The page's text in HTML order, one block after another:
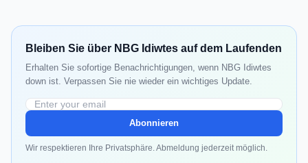
Bleiben Sie über NBG Idiwtes auf dem Laufenden
Erhalten Sie sofortige Benachrichtigungen, wenn NBG Idiwtes
down ist. Verpassen Sie nie wieder ein wichtiges Update.
Abonnieren
Wir respektieren Ihre Privatsphäre. Abmeldung jederzeit möglich.